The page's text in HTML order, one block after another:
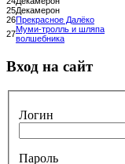
25Декамерон
26Прекрасное Далёко
27Муми-тролль и шляпа
волшебника
Вход на сайт
Логин
Пароль